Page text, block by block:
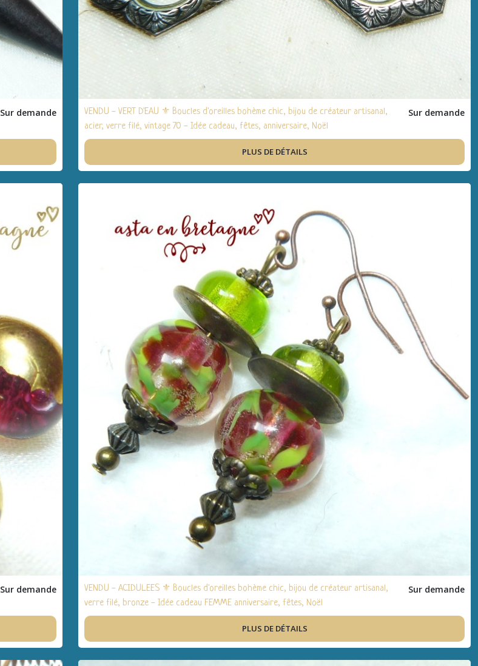
Sur demande
VENDU - VERT D'EAU ⚜ Boucles d'oreilles bohème chic, bijou de créateur artisanal,
acier, verre filé, vintage 70 - Idée cadeau, fêtes, anniversaire, Noël
Sur demande
PLUS DE DÉTAILS
Sur demande
VENDU - ACIDULEES ⚜ Boucles d'oreilles bohème chic, bijou de créateur artisanal,
verre filé, bronze - Idée cadeau FEMME anniversaire, fêtes, Noël
Sur demande
PLUS DE DÉTAILS